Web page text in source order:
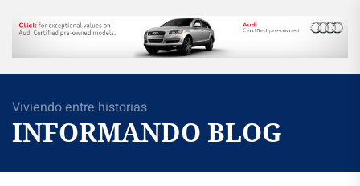
Skip
the
Viviendo entre historias
INFORMANDO BLOG